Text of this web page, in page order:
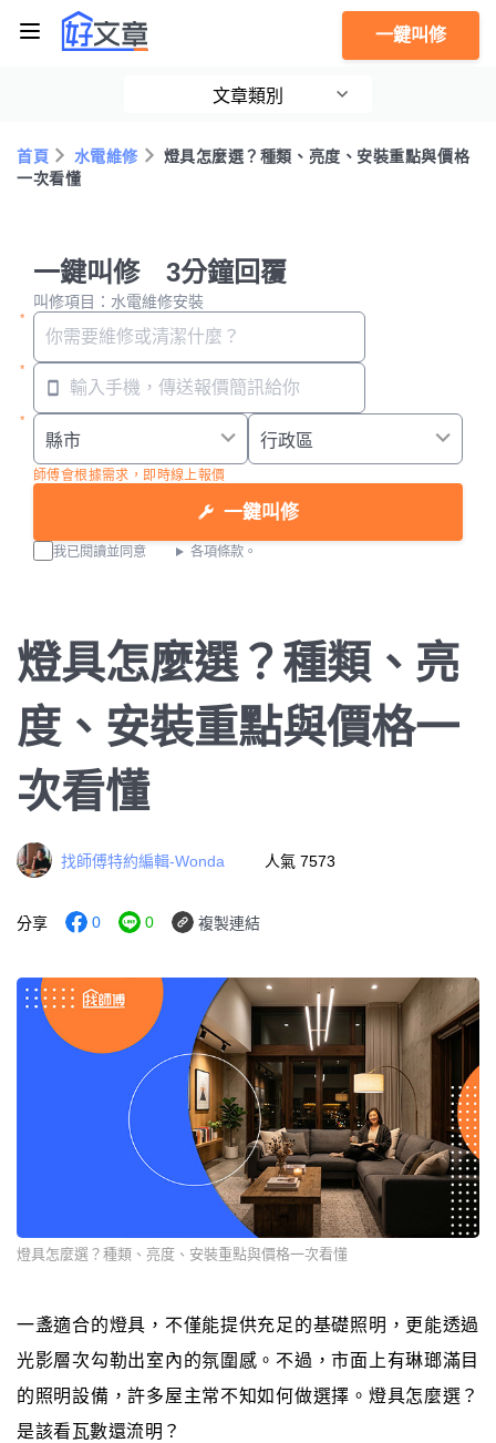
一鍵叫修
文章類別
首頁 水電維修
燈具怎麼選？種類、亮度、安裝重點與價格
一次看懂
一鍵叫修 3分鐘回覆
叫修項目：水電維修安裝
師傅會根據需求，即時線上報價
一鍵叫修
我已閱讀並同意 各項條款。
燈具怎麼選？種類、亮
度、安裝重點與價格一
次看懂
找師傅特約編輯-Wonda 人氣 7573
分享 0 0 複製連結
燈具怎麼選？種類、亮度、安裝重點與價格一次看懂
一盞適合的燈具，不僅能提供充足的基礎照明，更能透過
光影層次勾勒出室內的氛圍感。不過，市面上有琳瑯滿目
的照明設備，許多屋主常不知如何做選擇。燈具怎麼選？
是該看瓦數還流明？